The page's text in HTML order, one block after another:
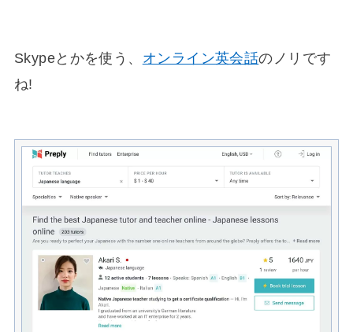
Skypeとかを使う、 オンライン英会話のノリです
ね!